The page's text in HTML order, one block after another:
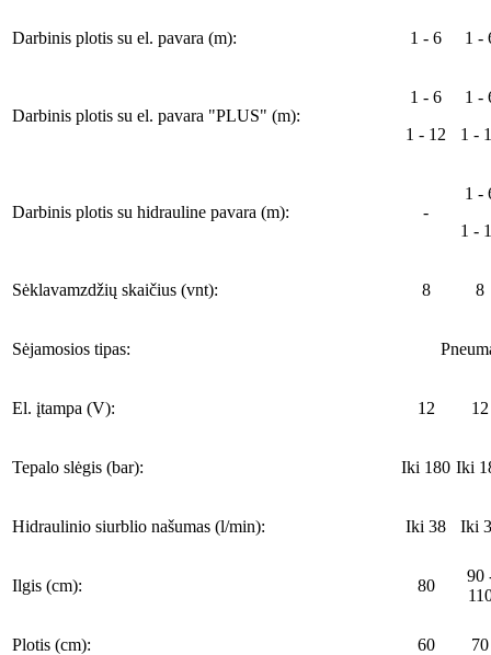
Darbinis plotis su el. pavara (m): 1 - 6 1 -
Darbinis plotis su el. pavara "PLUS" (m):
1 - 6
1 - 12
1 -
1 -
Darbinis plotis su hidrauline pavara (m): -
1 -
1 -
Sėklavamzdžių skaičius (vnt): 8 8
Sėjamosios tipas:
El. įtampa (V): 12 12
Tepalo slėgis (bar): Iki 180 Iki
Hidraulinio siurblio našumas (l/min): Iki 38 Iki
Ilgis (cm): 80
90
Plotis (cm): 60 70